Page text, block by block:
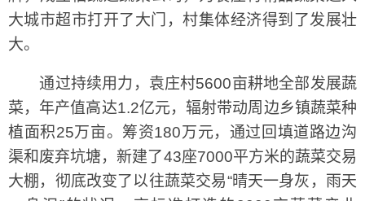
大城市超市打开了大门，村集体经济得到了发展壮
大。
通过持续用力，袁庄村5600亩耕地全部发展蔬
菜，年产值高达1.2亿元，辐射带动周边乡镇蔬菜种
植面积25万亩。筹资180万元，通过回填道路边沟
渠和废弃坑塘，新建了43座7000平方米的蔬菜交易
大棚，彻底改变了以往蔬菜交易“晴天一身灰，雨天